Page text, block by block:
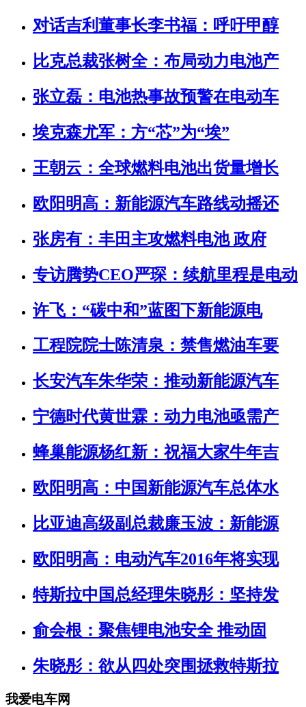
对话吉利董事长李书福：呼吁甲醇
比克总裁张树全：布局动力电池产
张立磊：电池热事故预警在电动车
埃克森尤军：方“芯”为“埃”
王朝云：全球燃料电池出货量增长
欧阳明高：新能源汽车路线动摇还
张房有：丰田主攻燃料电池 政府
专访腾势CEO严琛：续航里程是电动
许飞：“碳中和”蓝图下新能源电
工程院院士陈清泉：禁售燃油车要
长安汽车朱华荣：推动新能源汽车
宁德时代黄世霖：动力电池亟需产
蜂巢能源杨红新：祝福大家牛年吉
欧阳明高：中国新能源汽车总体水
比亚迪高级副总裁廉玉波：新能源
欧阳明高：电动汽车2016年将实现
特斯拉中国总经理朱晓彤：坚持发
俞会根：聚焦锂电池安全 推动固
朱晓彤：欲从四处突围拯救特斯拉
我爱电车网